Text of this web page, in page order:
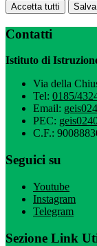
Accetta tutti
Contatti
Istituto di
Via della
Tel: 0185/
Email:
PEC:
C.F.:
Seguici su
Youtube
Instagram
Telegram
Sezione Link